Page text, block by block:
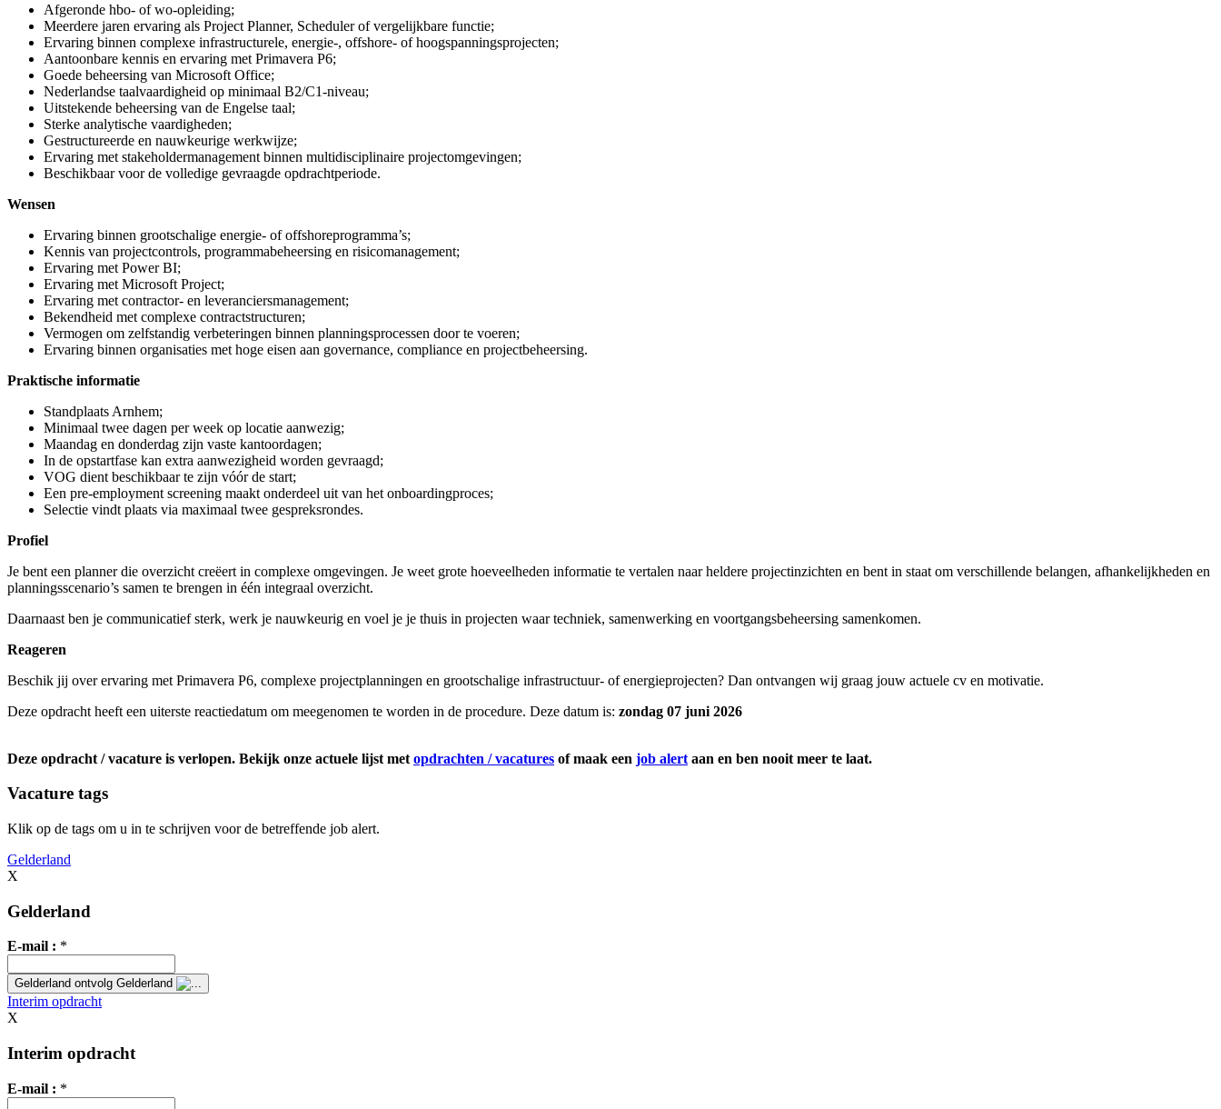
Afgeronde hbo- of wo-opleiding;
Meerdere jaren ervaring als Project Planner, Scheduler of vergelijkbare functie;
Ervaring binnen complexe infrastructurele, energie-, offshore- of hoogspanningsprojecten;
Aantoonbare kennis en ervaring met Primavera P6;
Goede beheersing van Microsoft Office;
Nederlandse taalvaardigheid op minimaal B2/C1-niveau;
Uitstekende beheersing van de Engelse taal;
Sterke analytische vaardigheden;
Gestructureerde en nauwkeurige werkwijze;
Ervaring met stakeholdermanagement binnen multidisciplinaire projectomgevingen;
Beschikbaar voor de volledige gevraagde opdrachtperiode.
Wensen
Ervaring binnen grootschalige energie- of offshoreprogramma’s;
Kennis van projectcontrols, programmabeheersing en risicomanagement;
Ervaring met Power BI;
Ervaring met Microsoft Project;
Ervaring met contractor- en leveranciersmanagement;
Bekendheid met complexe contractstructuren;
Vermogen om zelfstandig verbeteringen binnen planningsprocessen door te voeren;
Ervaring binnen organisaties met hoge eisen aan governance, compliance en projectbeheersing.
Praktische informatie
Standplaats Arnhem;
Minimaal twee dagen per week op locatie aanwezig;
Maandag en donderdag zijn vaste kantoordagen;
In de opstartfase kan extra aanwezigheid worden gevraagd;
VOG dient beschikbaar te zijn vóór de start;
Een pre-employment screening maakt onderdeel uit van het onboardingproces;
Selectie vindt plaats via maximaal twee gespreksrondes.
Profiel
Je bent een planner die overzicht creëert in complexe omgevingen. Je weet grote hoeveelheden informatie te vertalen naar heldere projectinzichten en bent in staat om verschillende belangen, afhankelijkheden en
planningsscenario’s samen te brengen in één integraal overzicht.
Daarnaast ben je communicatief sterk, werk je nauwkeurig en voel je je thuis in projecten waar techniek, samenwerking en voortgangsbeheersing samenkomen.
Reageren
Beschik jij over ervaring met Primavera P6, complexe projectplanningen en grootschalige infrastructuur- of energieprojecten? Dan ontvangen wij graag jouw actuele cv en motivatie.
Deze opdracht heeft een uiterste reactiedatum om meegenomen te worden in de procedure. Deze datum is: zondag 07 juni 2026
Deze opdracht / vacature is verlopen. Bekijk onze actuele lijst met opdrachten / vacatures of maak een job alert aan en ben nooit meer te laat.
Vacature tags
Klik op de tags om u in te schrijven voor de betreffende job alert.
Gelderland
X
Gelderland
E-mail : *
Gelderland ontvolg Gelderland
Interim opdracht
X
Interim opdracht
E-mail : *